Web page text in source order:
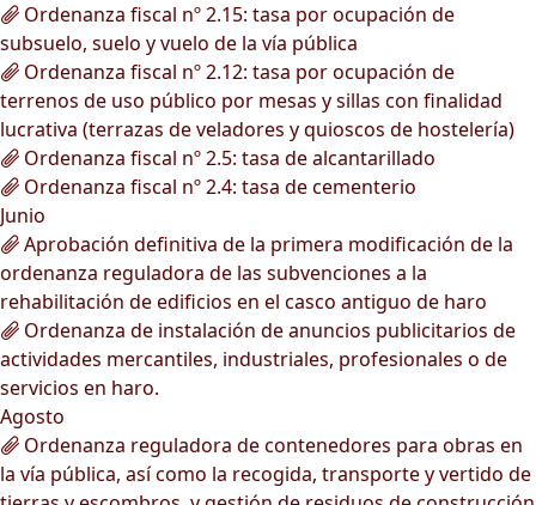
Ordenanza fiscal nº 2.15: tasa por ocupación de
subsuelo, suelo y vuelo de la vía pública
Ordenanza fiscal nº 2.12: tasa por ocupación de
terrenos de uso público por mesas y sillas con finalidad
lucrativa (terrazas de veladores y quioscos de hostelería)
Ordenanza fiscal nº 2.5: tasa de alcantarillado
Ordenanza fiscal nº 2.4: tasa de cementerio
Junio
Aprobación definitiva de la primera modificación de la
ordenanza reguladora de las subvenciones a la
rehabilitación de edificios en el casco antiguo de haro
Ordenanza de instalación de anuncios publicitarios de
actividades mercantiles, industriales, profesionales o de
servicios en haro.
Agosto
Ordenanza reguladora de contenedores para obras en
la vía pública, así como la recogida, transporte y vertido de